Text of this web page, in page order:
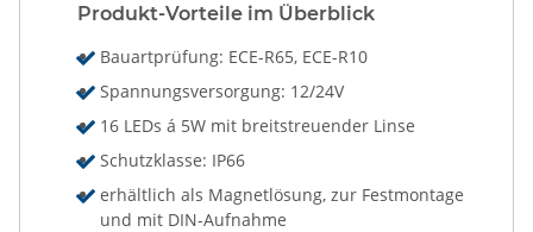
Produkt-Vorteile im Überblick
Bauartprüfung: ECE-R65, ECE-R10
Spannungsversorgung: 12/24V
16 LEDs á 5W mit breitstreuender Linse
Schutzklasse: IP66
erhältlich als Magnetlösung, zur Festmontage
und mit DIN-Aufnahme